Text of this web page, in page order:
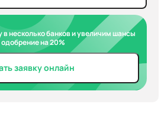
в несколько банков и увеличим шансы
одобрение на 20%
заявку онлайн